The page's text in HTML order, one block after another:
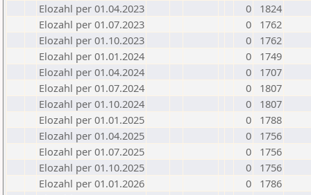
Elozahl per 01.04.2023
0
1824
Elozahl per 01.07.2023
0
1762
Elozahl per 01.10.2023
0
1762
Elozahl per 01.01.2024
0
1749
Elozahl per 01.04.2024
0
1707
Elozahl per 01.07.2024
0
1807
Elozahl per 01.10.2024
0
1807
Elozahl per 01.01.2025
0
1788
Elozahl per 01.04.2025
0
1756
Elozahl per 01.07.2025
0
1756
Elozahl per 01.10.2025
0
1756
Elozahl per 01.01.2026
0
1786